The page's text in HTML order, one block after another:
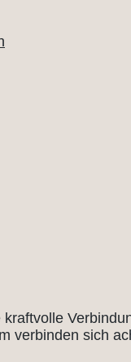
verbinden sich